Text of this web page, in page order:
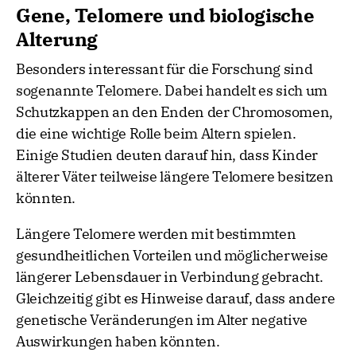
Gene, Telomere und biologische
Alterung
Besonders interessant für die Forschung sind
sogenannte Telomere. Dabei handelt es sich um
Schutzkappen an den Enden der Chromosomen,
die eine wichtige Rolle beim Altern spielen.
Einige Studien deuten darauf hin, dass Kinder
älterer Väter teilweise längere Telomere besitzen
könnten.
Längere Telomere werden mit bestimmten
gesundheitlichen Vorteilen und möglicherweise
längerer Lebensdauer in Verbindung gebracht.
Gleichzeitig gibt es Hinweise darauf, dass andere
genetische Veränderungen im Alter negative
Auswirkungen haben könnten.